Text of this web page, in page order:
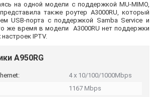
на одной модели с поддержкой MU-MIMO,
также роутер A3000RU, который
USB-порта с поддержкой Samba Service и
же время в модели A3000RU нет поддержки
IPTV.
A950RG
4 x 10/100/1000Mbps
1167 Mbps